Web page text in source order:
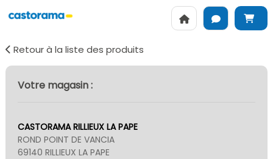
Retour à la liste des produits
Votre magasin :
CASTORAMA RILLIEUX LA PAPE
ROND POINT DE VANCIA
69140 RILLIEUX LA PAPE